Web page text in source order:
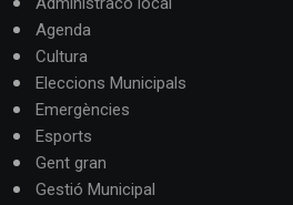
Agenda
Cultura
Eleccions Municipals
Emergències
Esports
Gent gran
Gestió Municipal